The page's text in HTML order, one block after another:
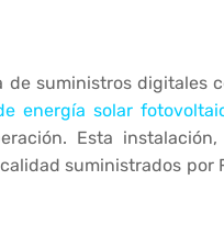
de suministros digitales
energía solar
Esta
suministrados